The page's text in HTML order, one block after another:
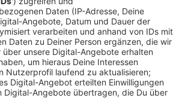
Wasserabflussrinne die Ölwanne
Eifel hat Anzeige
Zeugen.
Sichtungen auffälliger Fahrzeuge